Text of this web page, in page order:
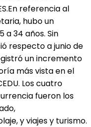
referencia al
hubo un
a 34 años. Sin
respecto a junio de
un incremento
más vista en el
Los cuatro
fueron los
y viajes y turismo.